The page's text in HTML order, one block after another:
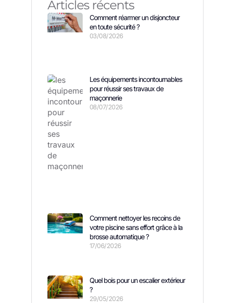
Articles récents
Comment réarmer un disjoncteur
en toute sécurité ?
03/08/2026
Les équipements incontournables
pour réussir ses travaux de
maçonnerie
08/07/2026
Comment nettoyer les recoins de
votre piscine sans effort grâce à la
brosse automatique ?
17/06/2026
Quel bois pour un escalier extérieur
?
29/05/2026